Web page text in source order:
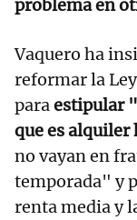
problema en
Vaquero ha
reformar la
paraestipular
que es alquiler
no vayan en
temporada" y
renta media y